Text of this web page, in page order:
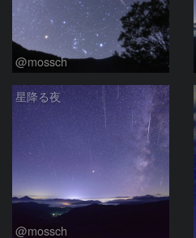
@mossch
星降る夜
@mossch